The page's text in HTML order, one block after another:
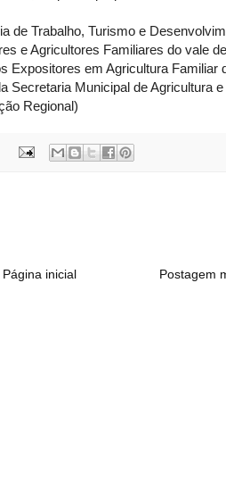
de Trabalho, Turismo e
e Agricultores Familiares do vale
Expositores em Agricultura Familiar
Secretaria Municipal de Agricultura
Regional)
Postagem
Página inicial